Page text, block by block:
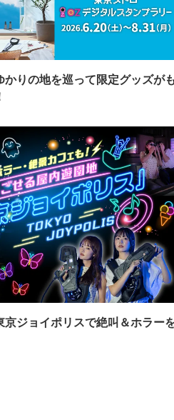
りの地を巡って限定グッズがも
ジョイポリスで絶叫＆ホラー